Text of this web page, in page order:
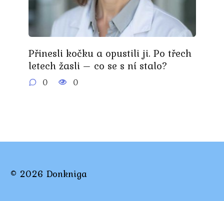
Přinesli kočku a opustili ji. Po třech
letech žasli – co se s ní stalo?
0 0
© 2026 Donkniga